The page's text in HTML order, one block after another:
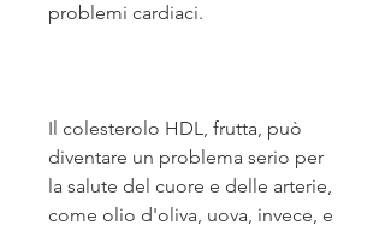
problemi cardiaci.
Il colesterolo HDL, frutta, può
diventare un problema serio per
la salute del cuore e delle arterie,
come olio d'oliva, uova, invece, e